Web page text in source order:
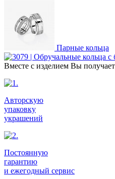
Парные кольца
Вместе с изделием Вы
Авторскую
упаковку
украшений
Постоянную
гарантию
и ежегодный сервис